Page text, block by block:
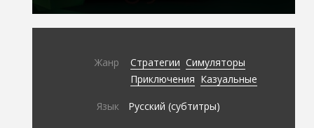
Жанр Стратегии Симуляторы
Приключения Казуальные
Язык Русский (субтитры)